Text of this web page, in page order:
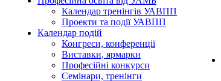
Календар тренінгів УАВПП
Проекти та події УАВПП
Календар подій
Конгреси, конференції
Виставки, ярмарки
Професійні конкурси
Семінари, тренінги